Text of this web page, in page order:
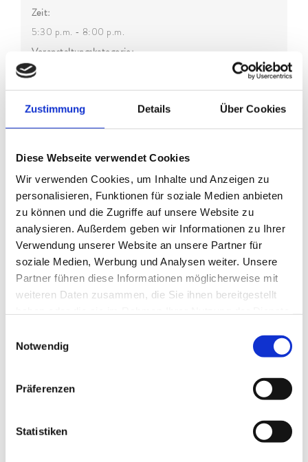
Zustimmung Details Über Cookies
Diese Webseite verwendet Cookies
Wir verwenden Cookies, um Inhalte und Anzeigen zu
personalisieren, Funktionen für soziale Medien anbieten
zu können und die Zugriffe auf unsere Website zu
analysieren. Außerdem geben wir Informationen zu Ihrer
Verwendung unserer Website an unsere Partner für
soziale Medien, Werbung und Analysen weiter. Unsere
Partner führen diese Informationen möglicherweise mit
weiteren Daten zusammen, die Sie ihnen bereitgestellt
Notwendig
Präferenzen
Statistiken
Zeit:
5:30 p.m. - 8:00 p.m.
Veranstaltungskategorie:
Wandern
VERANSTALTUNGSORT
Wildenau 5 (ehem. 3A)
Google Karte anzeigen